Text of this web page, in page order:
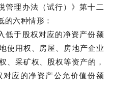
管理办法（试行）》第十二
的六种情形：
低于股权对应的净资产份额
使用权、房屋、房地产企业
、采矿权、股权等资产的，
应的净资产公允价值份额